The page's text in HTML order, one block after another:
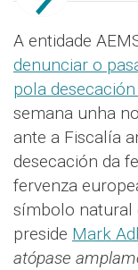
A entidade
denunciar o
pola
semana unha
ante a Fiscalía
desecación da
fervenza
símbolo natural
preside Mark
atópase